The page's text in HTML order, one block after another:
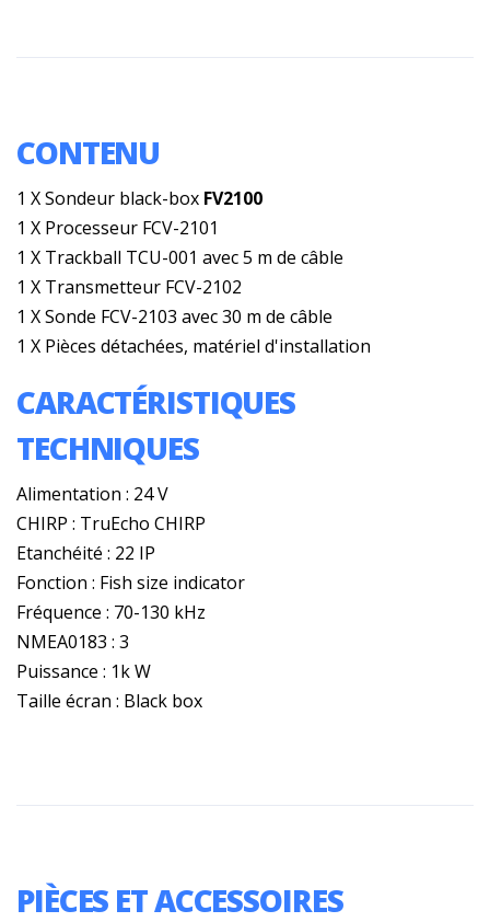
CONTENU
1 X Sondeur black-box FV2100
1 X Processeur FCV-2101
1 X Trackball TCU-001 avec 5 m de câble
1 X Transmetteur FCV-2102
1 X Sonde FCV-2103 avec 30 m de câble
1 X Pièces détachées, matériel d'installation
CARACTÉRISTIQUES
TECHNIQUES
Alimentation : 24 V
CHIRP : TruEcho CHIRP
Etanchéité : 22 IP
Fonction : Fish size indicator
Fréquence : 70-130 kHz
NMEA0183 : 3
Puissance : 1k W
Taille écran : Black box
PIÈCES ET ACCESSOIRES